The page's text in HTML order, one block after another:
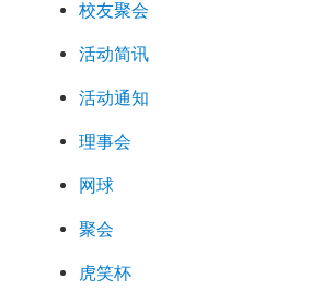
校友聚会
活动简讯
活动通知
理事会
网球
聚会
虎笑杯